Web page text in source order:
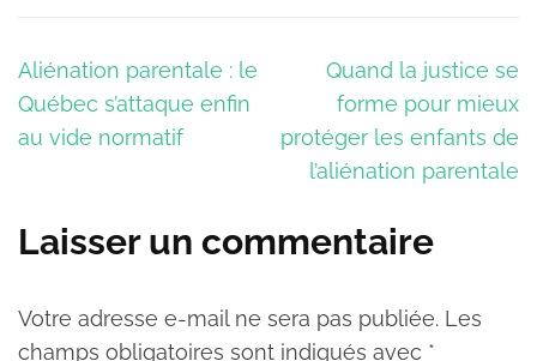
Navigation
de
l’article
Aliénation parentale : le
Québec s’attaque enfin
au vide normatif
Quand la justice se
forme pour mieux
protéger les enfants de
l’aliénation parentale
Laisser un commentaire
Votre adresse e-mail ne sera pas publiée. Les
champs obligatoires sont indiqués avec *